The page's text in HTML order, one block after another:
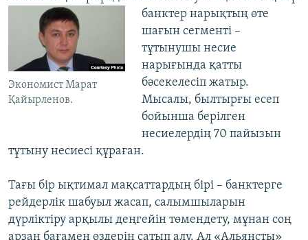
банктер
Экономист Марат
Қайырленов.
нарықтың өте
шағын сегменті –
тұтынушы несие
нарығында қатты
бәсекелесіп жатыр.
Мысалы, былтырғы есеп
бойынша берілген
несиелердің 70 пайызын
тұтыну несиесі құраған.
Тағы бір ықтимал мақсаттардың бірі – банктерге
рейдерлік шабуыл жасап, салымшыларын
дүрліктіру арқылы деңгейін төмендету, мұнан соң
арзан бағамен өздерін сатып алу. Ал «Альянсты»